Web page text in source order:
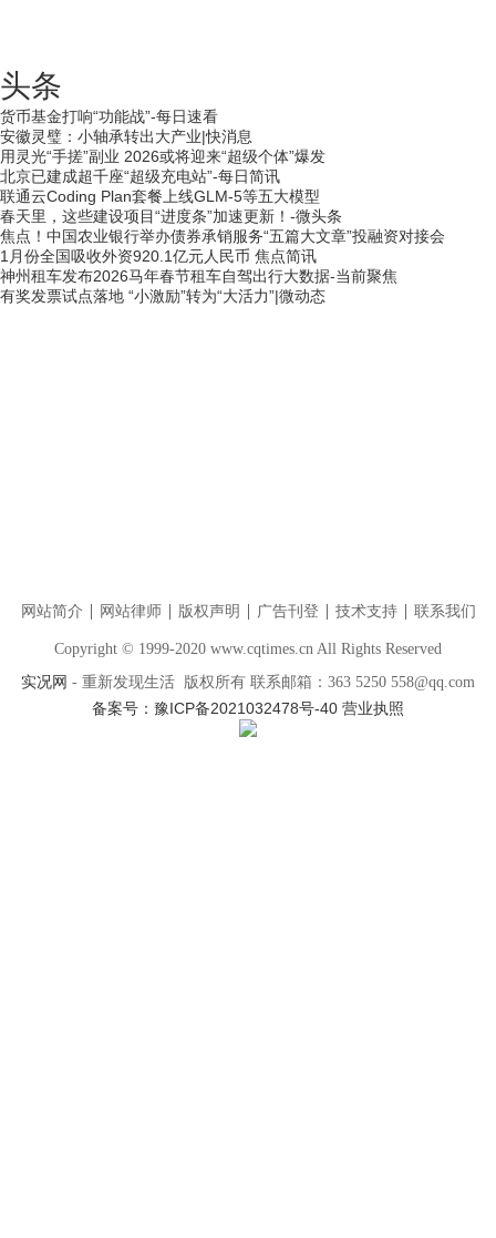
头条
货币基金打响“功能战”-每日速看
安徽灵璧：小轴承转出大产业|快消息
用灵光“手搓”副业 2026或将迎来“超级个体”爆发
北京已建成超千座“超级充电站”-每日简讯
联通云Coding Plan套餐上线GLM-5等五大模型
春天里，这些建设项目“进度条”加速更新！-微头条
焦点！中国农业银行举办债券承销服务“五篇大文章”投融资对接会
1月份全国吸收外资920.1亿元人民币 焦点简讯
神州租车发布2026马年春节租车自驾出行大数据-当前聚焦
有奖发票试点落地 “小激励”转为“大活力”|微动态
网站简介 网站律师 版权声明 广告刊登 技术支持 联系我们
Copyright © 1999-2020 www.cqtimes.cn All Rights Reserved
实况网 - 重新发现生活 版权所有 联系邮箱：363 5250 558@qq.com
备案号：豫ICP备2021032478号-40 营业执照